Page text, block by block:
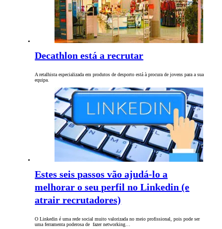
Decathlon está a recrutar
A retalhista especializada em produtos de desporto está à procura de jovens para a sua
equipa.
Estes seis passos vão ajudá-lo a
melhorar o seu perfil no Linkedin (e
atrair recrutadores)
O Linkedin é uma rede social muito valorizada no meio profissional, pois pode ser
uma ferramenta poderosa de fazer networking…